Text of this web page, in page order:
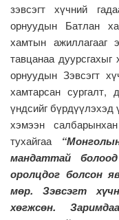
зэвсэгт хүчний
орнуудын Батлан
хамтын ажиллагааг
тавцанаа дуурсгахыг
орнуудын Зэвсэгт
хамтарсан сургалт,
үндсийг
хэмээн
тухайгаа
мандаттай
оролцдог болсон
мөр. Зэвсэгт
хөгжсөн.